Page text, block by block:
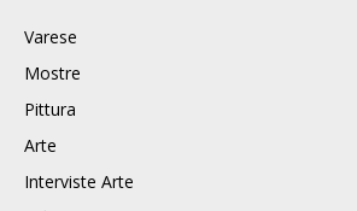
Varese
Mostre
Pittura
Arte
Interviste Arte